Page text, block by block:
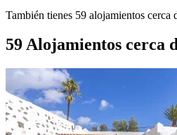
También tienes 59 alojamientos
59 Alojamientos cerca